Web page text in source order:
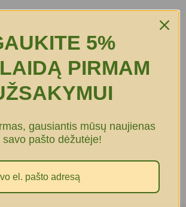
5%
PIRMAM
gausiantis mūsų naujienas
savo pašto dėžutėje!